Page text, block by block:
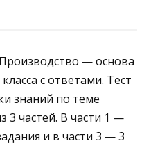
— основа
с ответами. Тест
знаний по теме
3 частей. В части 1 —
и в части 3 — 3